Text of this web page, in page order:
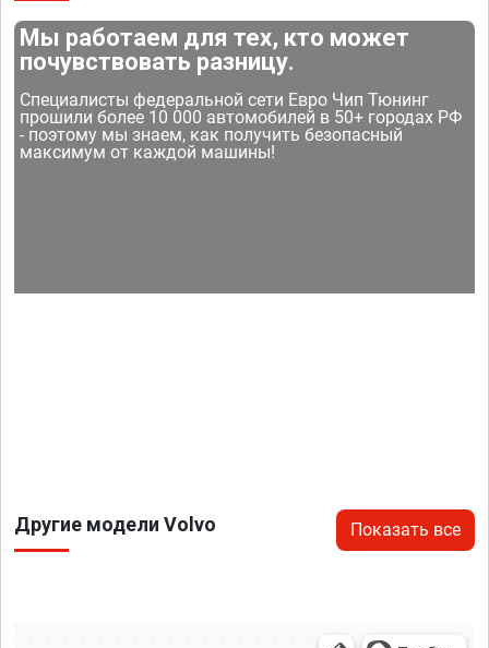
Мы работаем для тех, кто может
почувствовать разницу.
Специалисты федеральной сети Евро Чип Тюнинг
прошили более 10 000 автомобилей в 50+ городах РФ
- поэтому мы знаем, как получить безопасный
максимум от каждой машины!
Другие модели Volvo Показать все